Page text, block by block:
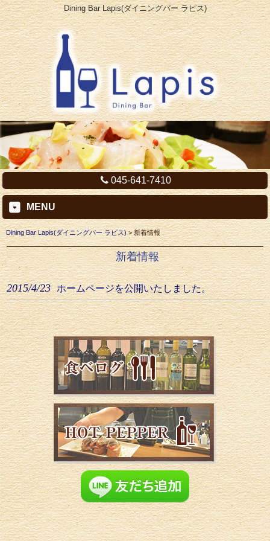
Dining Bar Lapis(ダイニングバー ラピス)
045-641-7410
MENU
Dining Bar Lapis(ダイニングバー ラピス)>新着情報
新着情報
2015/4/23 ホームページを公開いたしました。